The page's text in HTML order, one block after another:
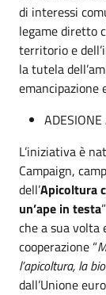
di interessi
legame diretto
territorio e
la tutela
emancipazione
L’iniziativa è
Campaign,
dell’Apicoltura
un’ape in testa
che a sua volta
cooperazione “
l’apicoltura, la
dall’Unione